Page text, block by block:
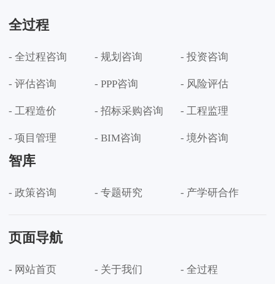
全过程
- 全过程咨询 - 规划咨询 - 投资咨询
- 评估咨询 - PPP咨询 - 风险评估
- 工程造价 - 招标采购咨询 - 工程监理
- 项目管理 - BIM咨询 - 境外咨询
智库
- 政策咨询 - 专题研究 - 产学研合作
页面导航
- 网站首页 - 关于我们 - 全过程